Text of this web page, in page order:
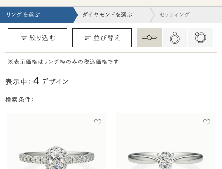
リングを選ぶ ダイヤモンドを選ぶ セッティング
絞り込む 並び替え
※表示価格はリング枠のみの税込価格です
表示中：4 デザイン
検索条件：